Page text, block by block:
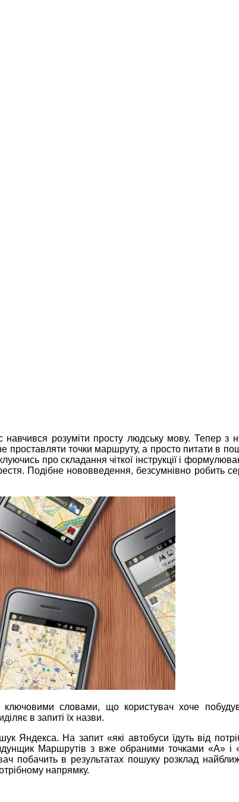
навчився розуміти просту людську мову. Тепер з
проставляти точки маршруту, а просто питати в
про складання чіткої інструкції і
Подібне нововведення, безсумнівно робить
словами, що користувач хоче
в запиті їх назви.
Яндекса. На запит «які автобуси їдуть від
Маршрутів з вже обраними точками «А» і
побачить в результатах пошуку розклад
напрямку.